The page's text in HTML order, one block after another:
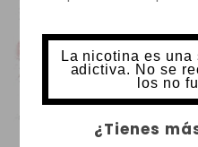
La nicotina es
adictiva. No se
los no
¿Tienes